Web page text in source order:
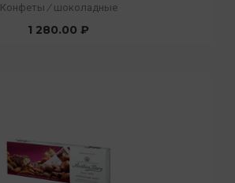
Конфеты / шоколадные
1 280.00 ₽